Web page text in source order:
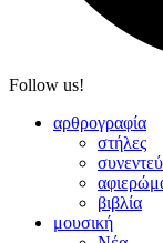
Follow us!
αρθρογραφία
στήλες
βιβλία
μουσική